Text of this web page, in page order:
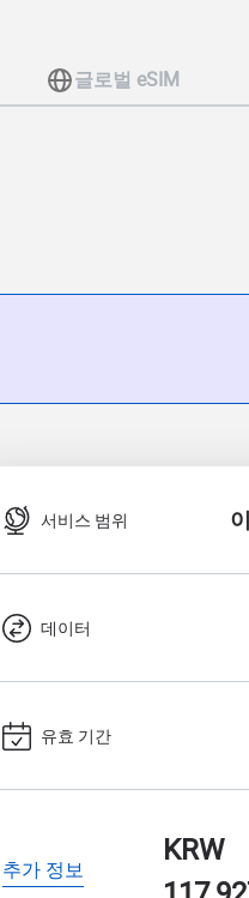
글로벌 eSIM
서비스 범위
데이터
유효 기간
추가 정보
KRW